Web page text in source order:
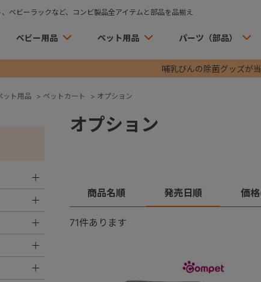
ベビーラックなど、コンビ製品全アイテムと部品を品揃え
ベビー用品 ペット用品 パーツ（部品）
哺乳びんの除菌グッズが
ット用品 > ペットカート > オプション
オプション
商品名順 発売日順 価
71件あります